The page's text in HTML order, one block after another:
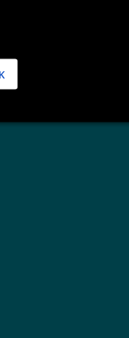
a platba